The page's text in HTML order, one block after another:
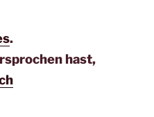
.
hast,